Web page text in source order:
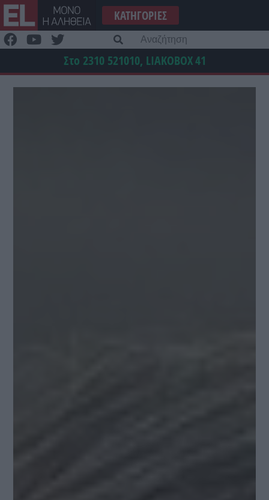
Μετάβαση
στο
περιεχόμενο
ΚΑΤΗΓΟΡΊΕΣ
Στο 2310 521010, LIAKOBOX41